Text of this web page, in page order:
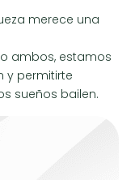
merece una
ambos, estamos
y permitirte
sueños bailen.